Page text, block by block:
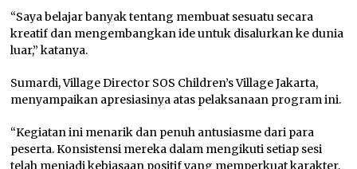
“Saya belajar banyak tentang membuat sesuatu secara
kreatif dan mengembangkan ide untuk disalurkan ke dunia
luar,” katanya.
Sumardi, Village Director SOS Children’s Village Jakarta,
menyampaikan apresiasinya atas pelaksanaan program ini.
“Kegiatan ini menarik dan penuh antusiasme dari para
peserta. Konsistensi mereka dalam mengikuti setiap sesi
telah menjadi kebiasaan positif yang memperkuat karakter,